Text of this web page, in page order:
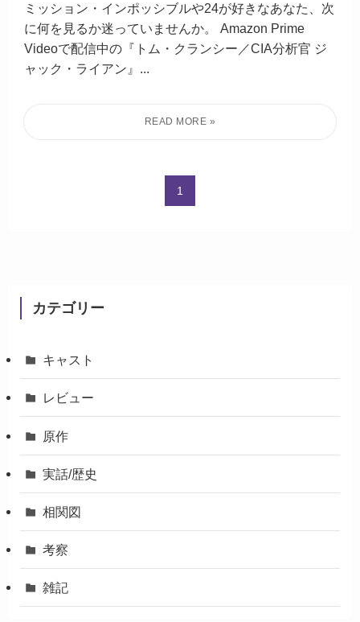
ミッション・インポッシブルや24が好きなあなた、次
に何を見るか迷っていませんか。 Amazon Prime
Videoで配信中の『トム・クランシー／CIA分析官 ジ
ャック・ライアン』...
1
カテゴリー
キャスト
レビュー
原作
実話/歴史
相関図
考察
雑記